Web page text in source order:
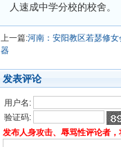
人速成中学分校的校舍。
上一篇:河南：安阳教区若瑟修
器
发表评论
用户名:
验证码:
发布人身攻击、辱骂性评论者，